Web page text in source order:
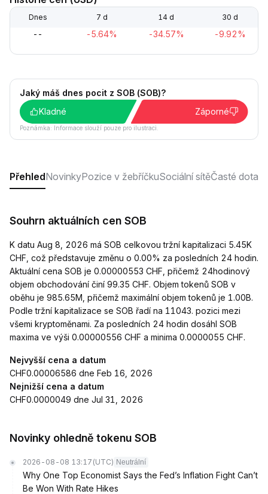
Dnes 7 d 14 d 30 d
-- -5.64% -34.57% -9.92%
Jaký máš dnes pocit z SOB (SOB)?
Kladné
Záporné
Poznámka: Informace slouží pouze pro ilustraci.
PřehledNovinkyPozice v žebříčkuSociální sítěČasté
Souhrn aktuálních cen SOB
K datu Aug 8, 2026 má SOB celkovou tržní kapitalizaci 5.45K
CHF, což představuje změnu o 0.00% za posledních 24 hodin.
Aktuální cena SOB je 0.00000553 CHF, přičemž 24hodinový
objem obchodování činí 99.35 CHF. Objem tokenů SOB v
oběhu je 985.65M, přičemž maximální objem tokenů je 1.00B.
Podle tržní kapitalizace se SOB řadí na 11043. pozici mezi
všemi kryptoměnami. Za posledních 24 hodin dosáhl SOB
maxima ve výši 0.00000556 CHF a minima 0.0000055 CHF.
Nejvyšší cena a datum
CHF0.00006586 dne Feb 16, 2026
Nejnižší cena a datum
CHF0.0000049 dne Jul 31, 2026
Novinky ohledně tokenu SOB
2026-08-08 13:17 (UTC) Neutrální
Why One Top Economist Says the Fed’s Inflation Fight Can’t
Be Won With Rate Hikes